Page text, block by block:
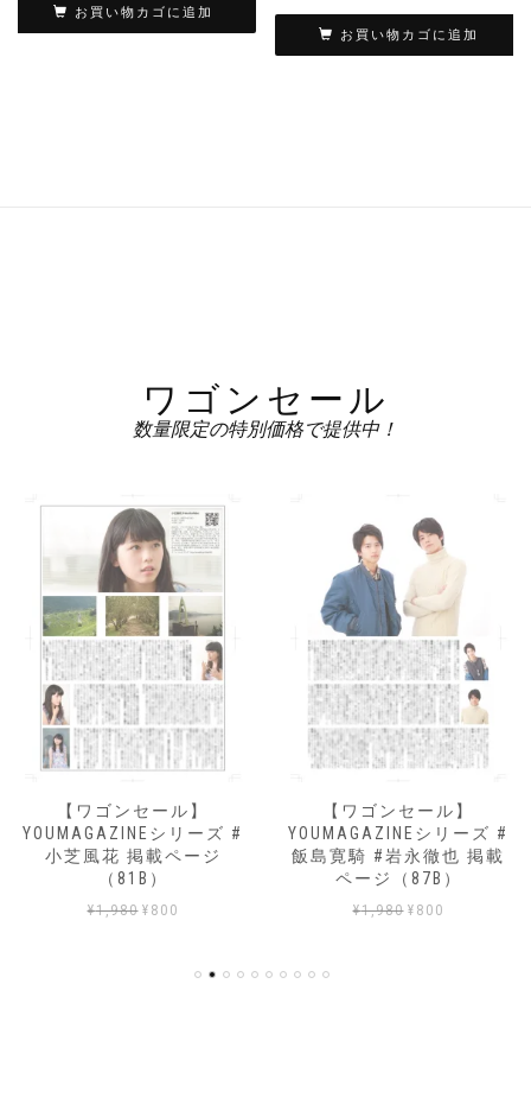
お買い物カゴに追加
お買い物カゴに追加
ワゴンセール
数量限定の特別価格で提供中！
【ワゴンセール】
YOUMAGAZINEシリーズ #
小芝風花 掲載ページ
（81B）
¥1,980 元
¥ 800
【ワゴンセール】
YOUMAGAZINEシリーズ #
飯島寛騎 #岩永徹也 掲載
ページ（87B）
¥1,980 元
¥ 800